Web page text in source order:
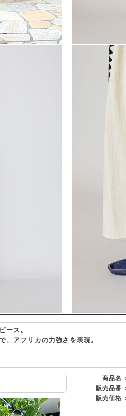
ース。
、アフリカの力強さを表現。
商品名 :
販売品番 :
販売価格 :